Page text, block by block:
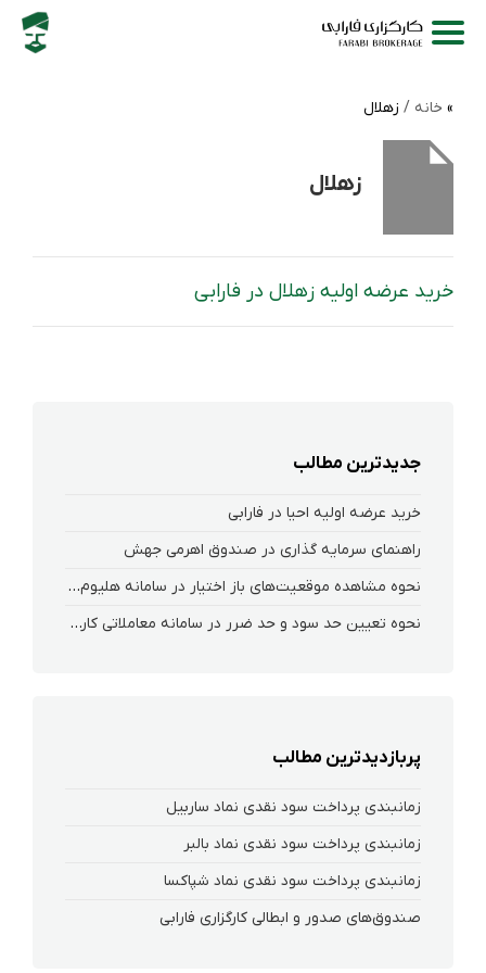
خانه / زهلال
زهلال
خرید عرضه اولیه زهلال در فارابی
جدیدترین مطالب
خرید عرضه اولیه احیا در فارابی
راهنمای سرمایه گذاری در صندوق اهرمی جهش
نحوه‌ مشاهده‌ موقعیت‌های باز اختیار در سامانه هلیوم و نکست
نحوه تعیین حد سود و حد ضرر در سامانه معاملاتی کارگزاری فارابی
پربازدیدترین مطالب
زمانبندی پرداخت سود نقدی نماد ساربیل
زمانبندی پرداخت سود نقدی نماد بالبر
زمانبندی پرداخت سود نقدی نماد شپاکسا
صندوق‌های صدور و ابطالی کارگزاری فارابی